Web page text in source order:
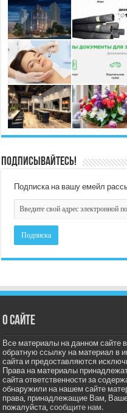
Подписывайтесь!
Подписка на вашу емейл
О сайте
Все материалы на данном сайте
обратную ссылку на материал в
сайта и предоставляются
Права на материалы
сайта ответственности за
обнаружили на нашем сайте
права, принадлежащие Вам,
пожалуйста,сообщите нам.